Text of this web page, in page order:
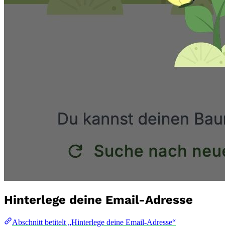
Hinterlege deine Email-Adresse
Abschnitt betitelt „Hinterlege deine Email-Adresse“